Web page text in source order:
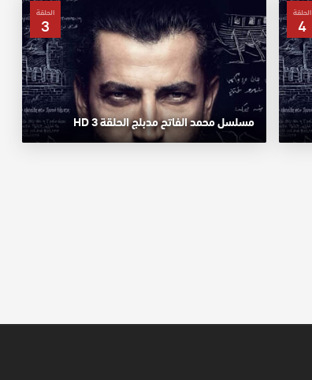
الحلقة
4
الحلقة
3
مسلسل محمد الفاتح مدبلج الحلقة 3 HD